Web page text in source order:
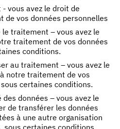
vous avez le droit de
de vos données personnelles
traitement – ​​vous avez le
traitement de vos données
conditions.
au traitement – ​​vous avez le
notre traitement de vos
certaines conditions.
données – vous avez le
de transférer les données
à une autre organisation
certaines conditions.